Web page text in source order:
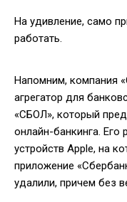
На удивление, само
работать.
Напомним, компания
агрегатор для
«СБОЛ», который
онлайн-банкинга. Его
устройств Apple, на
приложение
удалили, причем без